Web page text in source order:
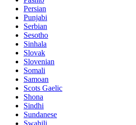
Persian
Punjabi
Serbian
Sesotho
Sinhala
Slovak
Slovenian
Somali
Samoan
Scots Gaelic
Shona
Sindhi
Sundanese